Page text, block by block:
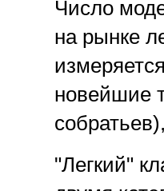
Число
на рынке
новейшие
"Легкий"